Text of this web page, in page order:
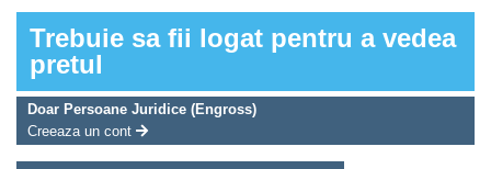
Trebuie sa fii logat pentru a vedea
pretul
Doar Persoane Juridice (Engross)
Creeaza un cont